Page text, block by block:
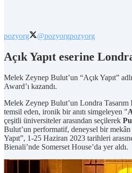
pozyorg @pozyorgpozyorg
Açık Yapıt eserine
Melek Zeynep Bulut’un “Açık Yapıt”
Award’ı kazandı.
Melek Zeynep Bulut’un Londra Tasarım
temsil eden, ironik bir anıtı simgeleyen "
çeşitli üniversiteler arasından seçilerek
Bulut’un performatif, deneysel bir
Yapıt”, 1-25 Haziran 2023 tarihleri
Bienali’nde Somerset House’da yer aldı.